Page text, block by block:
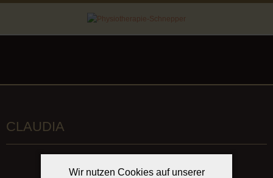
CLAUDIA
Wir nutzen Cookies auf unserer